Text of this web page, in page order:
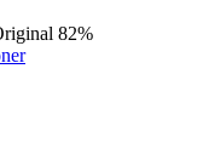
82%